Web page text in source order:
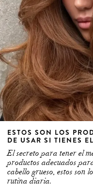
ESTOS SON LOS
DE USAR SI TIENES
El secreto para tener el
productos adecuados
cabello grueso, estos son
rutina diaria.